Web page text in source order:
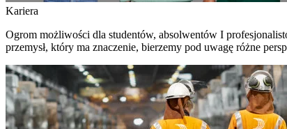
Kariera
Ogrom możliwości dla studentów, absolwentów I
przemysł, który ma znaczenie, bierzemy pod uwagę różne